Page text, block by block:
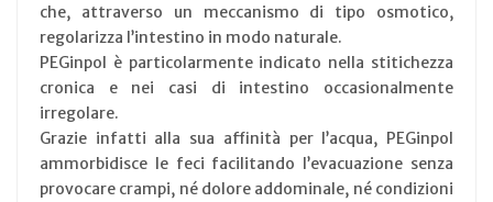
che, attraverso un meccanismo di tipo osmotico,
regolarizza l’intestino in modo naturale.
PEGinpol è particolarmente indicato nella stitichezza
cronica e nei casi di intestino occasionalmente
irregolare.
Grazie infatti alla sua affinità per l’acqua, PEGinpol
ammorbidisce le feci facilitando l’evacuazione senza
provocare crampi, né dolore addominale, né condizioni